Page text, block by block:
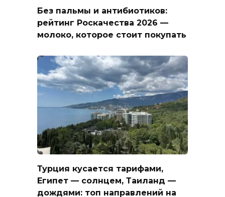
Без пальмы и антибиотиков:
рейтинг Роскачества 2026 —
молоко, которое стоит покупать
Турция кусается тарифами,
Египет — солнцем, Таиланд —
дождями: топ направлений на